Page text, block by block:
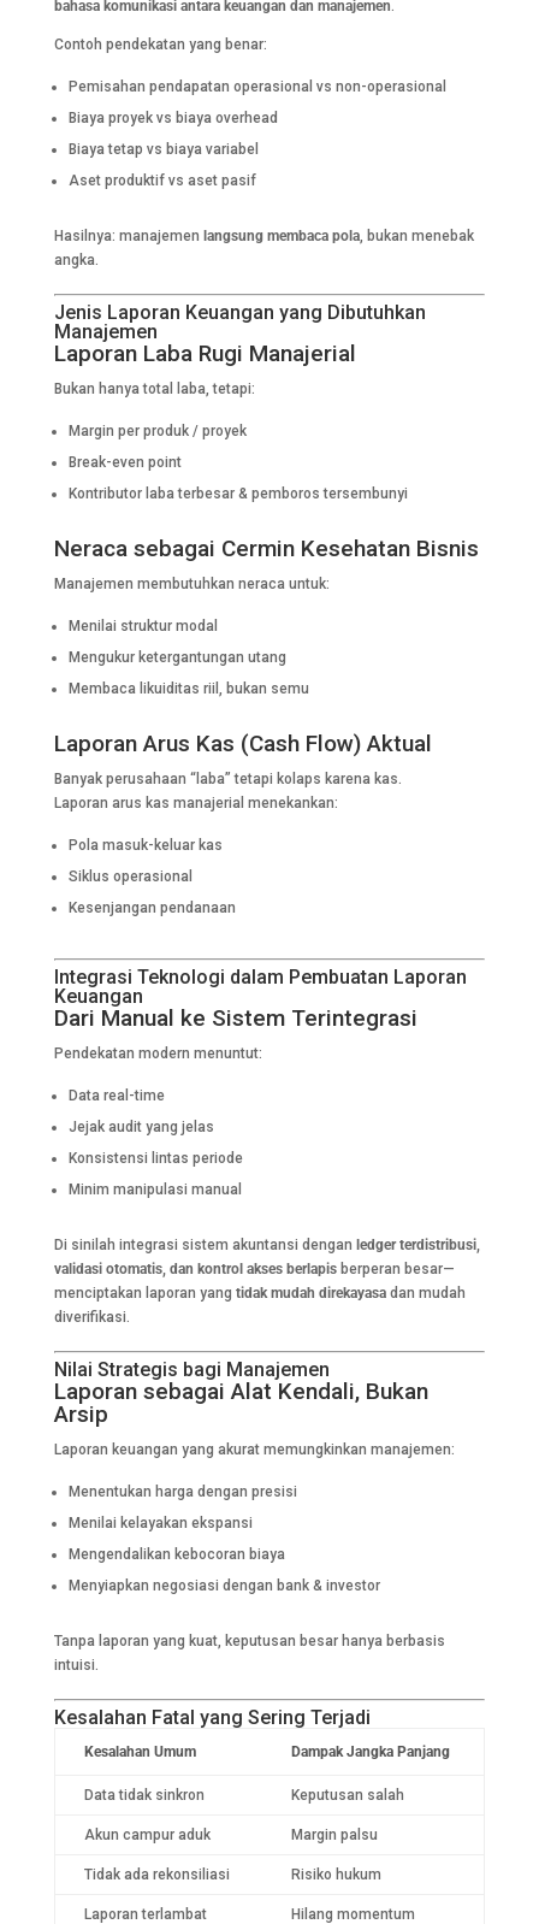
bahasa komunikasi antara keuangan dan manajemen
Contoh pendekatan yang benar:
Pemisahan pendapatan operasional vs non-operasional
Biaya proyek vs biaya overhead
Biaya tetap vs biaya variabel
Aset produktif vs aset pasif
Hasilnya: manajemen langsung membaca pola, bukan menebak
angka.
Jenis Laporan Keuangan yang Dibutuhkan
Manajemen
Laporan Laba Rugi Manajerial
Bukan hanya total laba, tetapi:
Margin per produk / proyek
Break-even point
Kontributor laba terbesar & pemboros tersembunyi
Neraca sebagai Cermin Kesehatan Bisnis
Manajemen membutuhkan neraca untuk:
Menilai struktur modal
Mengukur ketergantungan utang
Membaca likuiditas riil, bukan semu
Laporan Arus Kas (Cash Flow) Aktual
Banyak perusahaan “laba” tetapi kolaps karena kas.
Laporan arus kas manajerial menekankan:
Pola masuk-keluar kas
Siklus operasional
Kesenjangan pendanaan
Integrasi Teknologi dalam Pembuatan Laporan
Keuangan
Dari Manual ke Sistem Terintegrasi
Pendekatan modern menuntut:
Data real-time
Jejak audit yang jelas
Konsistensi lintas periode
Minim manipulasi manual
Di sinilah integrasi sistem akuntansi dengan ledger terdistribusi,
validasi otomatis, dan kontrol akses berlapisberperan besar—
menciptakan laporan yang tidak mudah direkayasadan mudah
diverifikasi.
Nilai Strategis bagi Manajemen
Laporan sebagai Alat Kendali, Bukan
Arsip
Laporan keuangan yang akurat memungkinkan manajemen:
Menentukan harga dengan presisi
Menilai kelayakan ekspansi
Mengendalikan kebocoran biaya
Menyiapkan negosiasi dengan bank & investor
Tanpa laporan yang kuat, keputusan besar hanya berbasis
intuisi.
Kesalahan Fatal yang Sering Terjadi
Kesalahan Umum Dampak Jangka Panjang
Data tidak sinkron Keputusan salah
Akun campur aduk Margin palsu
Tidak ada rekonsiliasi Risiko hukum
Laporan terlambat Hilang momentum